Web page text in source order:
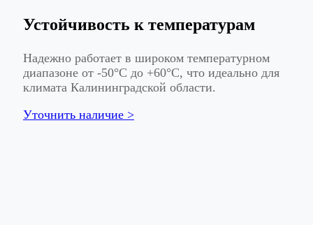
Устойчивость к температурам
Надежно работает в широком температурном
диапазоне от -50°C до +60°C, что идеально для
климата Калининградской области.
Уточнить наличие >